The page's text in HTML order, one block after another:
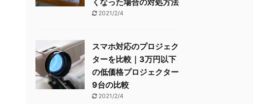
くなった場合の対処方法
2021/2/4
スマホ対応のプロジェク
ターを比較｜3万円以下
の低価格プロジェクター
9台の比較
2021/2/4